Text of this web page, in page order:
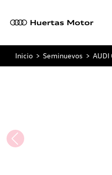
a Huertas Motor
Inicio > Seminuevos > AUDI